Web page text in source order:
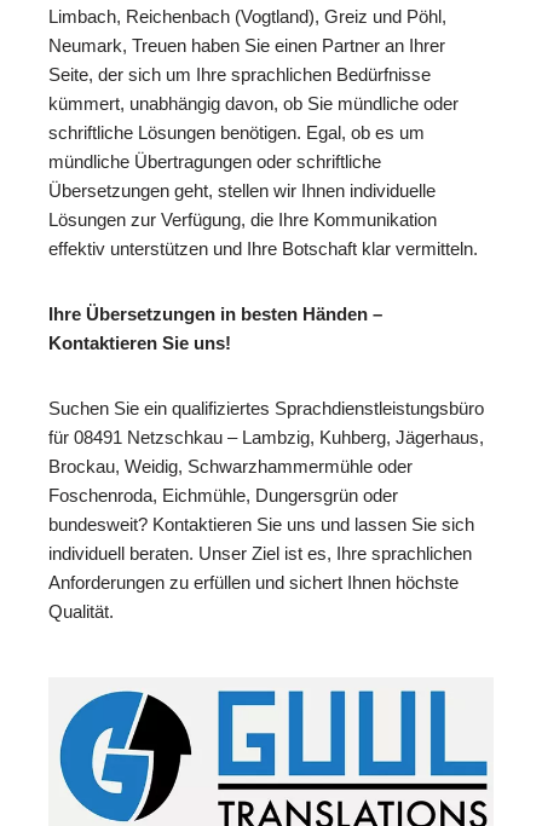
Limbach, Reichenbach (Vogtland), Greiz und Pöhl,
Neumark, Treuen haben Sie einen Partner an Ihrer
Seite, der sich um Ihre sprachlichen Bedürfnisse
kümmert, unabhängig davon, ob Sie mündliche oder
schriftliche Lösungen benötigen. Egal, ob es um
mündliche Übertragungen oder schriftliche
Übersetzungen geht, stellen wir Ihnen individuelle
Lösungen zur Verfügung, die Ihre Kommunikation
effektiv unterstützen und Ihre Botschaft klar vermitteln.
Ihre Übersetzungen in besten Händen –
Kontaktieren Sie uns!
Suchen Sie ein qualifiziertes Sprachdienstleistungsbüro
für 08491 Netzschkau – Lambzig, Kuhberg, Jägerhaus,
Brockau, Weidig, Schwarzhammermühle oder
Foschenroda, Eichmühle, Dungersgrün oder
bundesweit? Kontaktieren Sie uns und lassen Sie sich
individuell beraten. Unser Ziel ist es, Ihre sprachlichen
Anforderungen zu erfüllen und sichert Ihnen höchste
Qualität.